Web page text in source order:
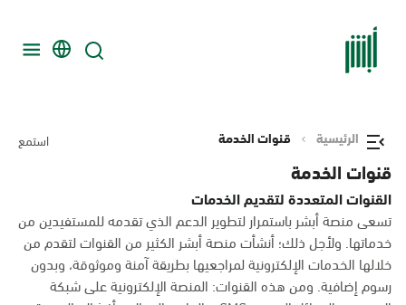
الرئيسية قنوات الخدمة استمع
قنوات الخدمة
القنوات المتعددة لتقديم الخدمات
تسعى منصة أبشر باستمرار لتطوير الدعم الذي تقدمه للمستفيدين من
خدماتها. ولأجل ذلك؛ أنشأت منصة أبشر الكثير من القنوات لتقدم من
خلالها الخدمات الإلكترونية لمراجعيها بطريقة آمنة وموثوقة، وبدون
رسوم إضافية. ومن هذه القنوات: المنصة الإلكترونية على شبكة